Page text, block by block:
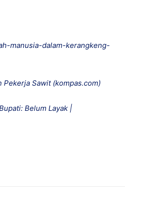
manusia-dalam-kerangkeng-
Sawit (kompas.com)
Belum Layak |